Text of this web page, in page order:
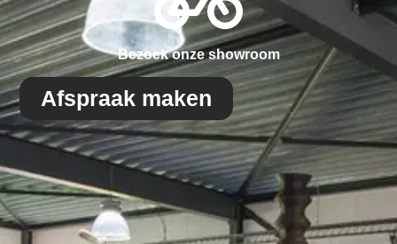
Bezoek onze showroom
Afspraak maken